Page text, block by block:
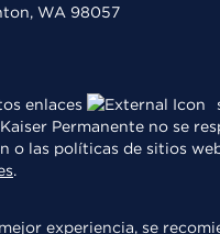
WA 98057
enlaces
Permanente no se
o las políticas de sitios
.
experiencia, se